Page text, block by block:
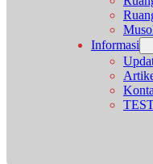
Informasi